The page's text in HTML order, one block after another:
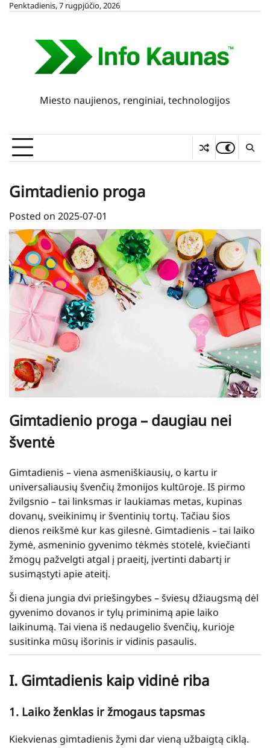
SkipPenktadienis, 7 rugpjūčio, 2026
Miesto naujienos, renginiai, technologijos
Gimtadienio proga
Posted on 2025-07-01
Gimtadienio proga – daugiau nei
šventė
Gimtadienis – viena asmeniškiausių, o kartu ir
universaliausių švenčių žmonijos kultūroje. Iš pirmo
žvilgsnio – tai linksmas ir laukiamas metas, kupinas
dovanų, sveikinimų ir šventinių tortų. Tačiau šios
dienos reikšmė kur kas gilesnė. Gimtadienis – tai laiko
žymė, asmeninio gyvenimo tėkmės stotelė, kviečianti
žmogų pažvelgti atgal į praeitį, įvertinti dabartį ir
susimąstyti apie ateitį.
Ši diena jungia dvi priešingybes – šviesų džiaugsmą dėl
gyvenimo dovanos ir tylų priminimą apie laiko
laikinumą. Tai viena iš nedaugelio švenčių, kurioje
susitinka mūsų išorinis ir vidinis pasaulis.
I. Gimtadienis kaip vidinė riba
1. Laiko ženklas ir žmogaus tapsmas
Kiekvienas gimtadienis žymi dar vieną užbaigtą ciklą.